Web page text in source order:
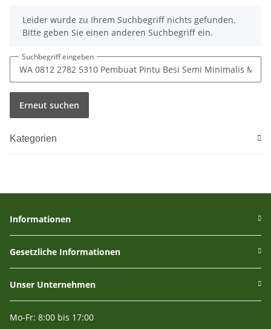
xLeider wurde zu Ihrem Suchbegriff nichts gefunden.
Bitte geben Sie einen anderen Suchbegriff ein.
Suchbegriff eingeben
Erneut suchen
Kategorien
Informationen
Gesetzliche Informationen
Unser Unternehmen
Mo-Fr: 8:00 bis 17:00